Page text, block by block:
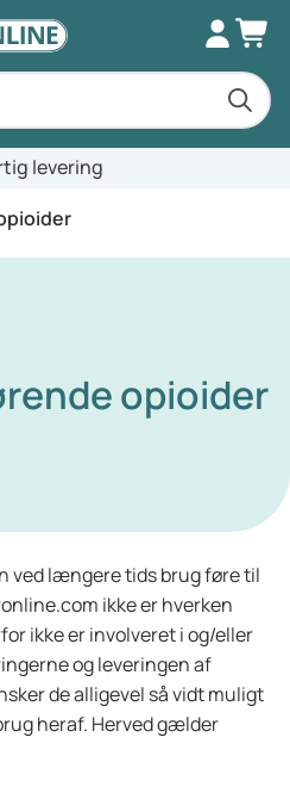
levering
opioider
ved længere tids brug føre til
ikke er hverken
ikke er involveret i og/eller
og leveringen af
de alligevel så vidt muligt
heraf. Herved gælder